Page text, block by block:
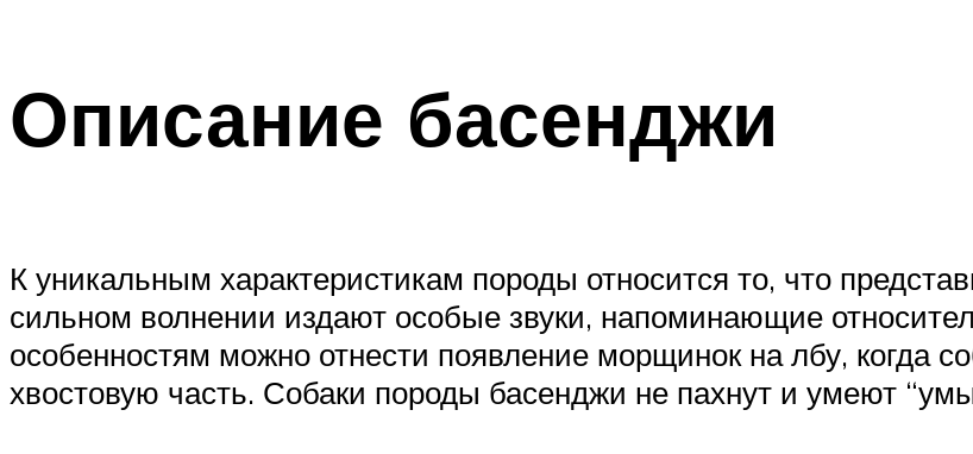
Описание басенджи
К уникальным характеристикам породы относится то, что
сильном волнении издают особые звуки, напоминающие
особенностям можно отнести появление морщинок на лбу, когда
хвостовую часть. Собаки породы басенджи не пахнут и умеют